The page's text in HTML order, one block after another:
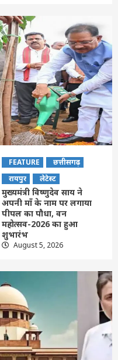
FEATURE
छत्तीसगढ़
रायपुर
लेटेस्ट
मुख्यमंत्री विष्णुदेव साय ने
अपनी माँ के नाम पर लगाया
पीपल का पौधा, वन
महोत्सव-2026 का हुआ
शुभारंभ
August 5, 2026